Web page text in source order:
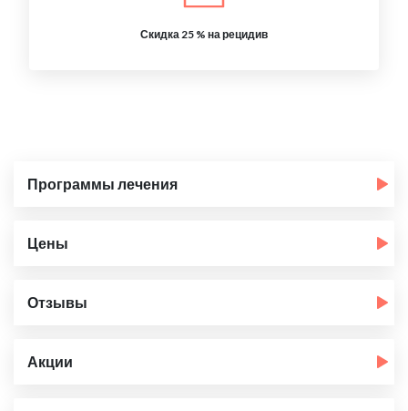
Скидка 25 % на рецидив
Программы лечения
Цены
Отзывы
Акции